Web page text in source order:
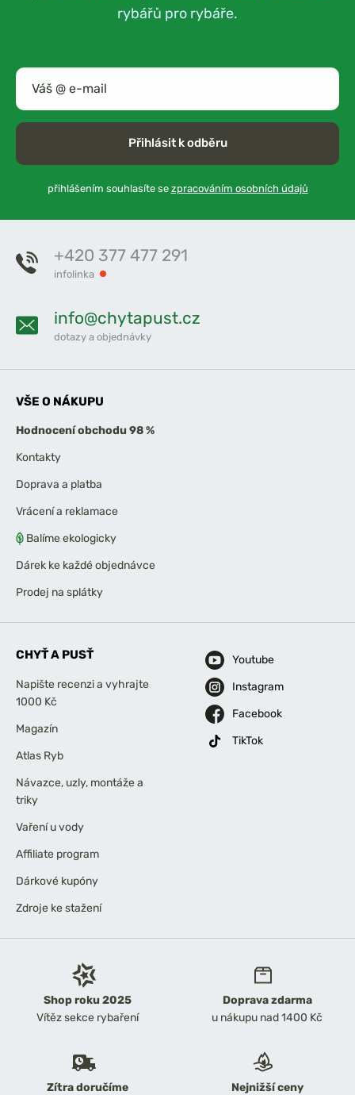
rybářů pro rybáře.
Přihlásit k odběru
přihlášením souhlasíte se zpracováním osobních údajů
Shop roku 2025
Vítěz sekce rybaření
Doprava zdarma
u nákupu nad 1400 Kč
Zítra doručíme Nejnižší ceny
+420 377 477 291
infolinka
info@chytapust.cz
dotazy a objednávky
VŠE O NÁKUPU
Hodnocení obchodu 98 %
Kontakty
Doprava a platba
Vrácení a reklamace
Balíme ekologicky
Dárek ke každé objednávce
Prodej na splátky
CHYŤ A PUSŤ
Napište recenzi a vyhrajte
1000 Kč
Magazín
Atlas Ryb
Návazce, uzly, montáže a
triky
Vaření u vody
Affiliate program
Dárkové kupóny
Zdroje ke stažení
Youtube
Instagram
Facebook
TikTok